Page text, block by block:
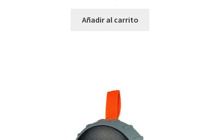
originalactual
Añadir al carrito